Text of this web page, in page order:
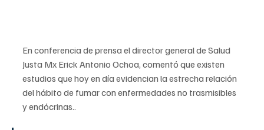
En conferencia de prensa el director general de Salud
Justa Mx Erick Antonio Ochoa, comentó que existen
estudios que hoy en día evidencian la estrecha relación
del hábito de fumar con enfermedades no trasmisibles
y endócrinas..